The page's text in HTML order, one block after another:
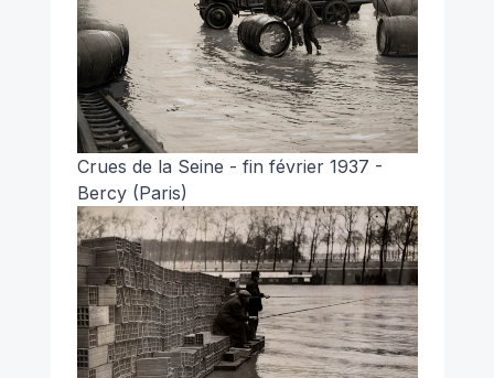
Crues de la Seine - fin février 1937 -
Bercy (Paris)